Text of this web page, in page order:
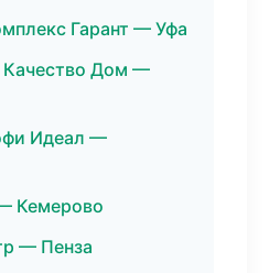
Гарант — Уфа
Качество Дом —
Идеал —
Кемерово
— Пенза